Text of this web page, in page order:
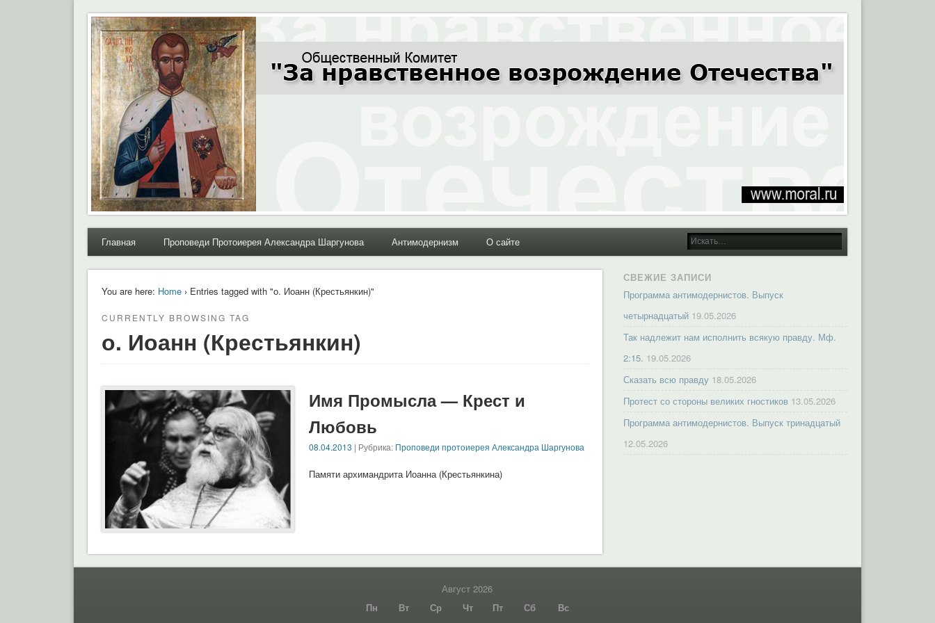
Moral.Ru
Общественный Комитет "За нравственное возрождение Отечества"
Главная Проповеди Протоиерея Александра Шаргунова Антимодернизм О сайте
You are here: Home› Entries tagged with "о. Иоанн (Крестьянкин)"
CURRENTLY BROWSING TAG
о. Иоанн (Крестьянкин)
Имя Промысла — Крест и
Любовь
08.04.2013 | Рубрика: Проповеди протоиерея Александра Шаргунова
Памяти архимандрита Иоанна (Крестьянкина)
СВЕЖИЕ ЗАПИСИ
Программа антимодернистов. Выпуск
четырнадцатый 19.05.2026
Так надлежит нам исполнить всякую правду. Мф.
2:15. 19.05.2026
Сказать всю правду 18.05.2026
Протест со стороны великих гностиков 13.05.2026
Программа антимодернистов. Выпуск тринадцатый
12.05.2026
Август 2026
Пн
Вт Ср Чт Пт Сб Вс